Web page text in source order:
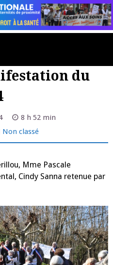
du
8 h 52 min
Non classé
Mme Pascale
Cindy Sanna retenue par